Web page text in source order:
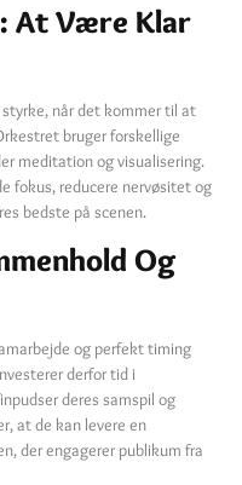
At Være Klar
når det kommer til at
bruger forskellige
meditation og visualisering.
fokus, reducere nervøsitet og
bedste på scenen.
Og
og perfekt timing
derfor tid i
deres samspil og
at de kan levere en
der engagerer publikum fra